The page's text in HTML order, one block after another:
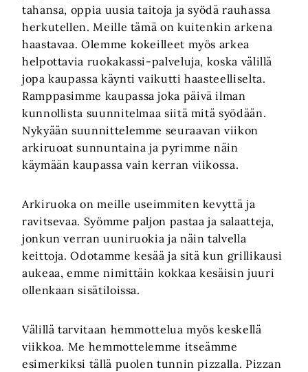
tahansa, oppia uusia taitoja ja syödä rauhassa
herkutellen. Meille tämä on kuitenkin arkena
haastavaa. Olemme kokeilleet myös arkea
helpottavia ruokakassi-palveluja, koska välillä
jopa kaupassa käynti vaikutti haasteelliselta.
Ramppasimme kaupassa joka päivä ilman
kunnollista suunnitelmaa siitä mitä syödään.
Nykyään suunnittelemme seuraavan viikon
arkiruoat sunnuntaina ja pyrimme näin
käymään kaupassa vain kerran viikossa.
Arkiruoka on meille useimmiten kevyttä ja
ravitsevaa. Syömme paljon pastaa ja salaatteja,
jonkun verran uuniruokia ja näin talvella
keittoja. Odotamme kesää ja sitä kun grillikausi
aukeaa, emme nimittäin kokkaa kesäisin juuri
ollenkaan sisätiloissa.
Välillä tarvitaan hemmottelua myös keskellä
viikkoa. Me hemmottelemme itseämme
esimerkiksi tällä puolen tunnin pizzalla. Pizzan